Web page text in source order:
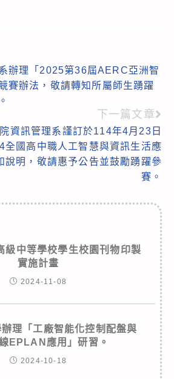
辦理「2025第36屆AERC亞洲智
賽辦法，敬請轉知所屬師生踴躍
下一篇文章
資訊管理系謹訂於114年4月23日
全國高中職人工智慧與資訊生活應
說明，敬請惠予公告並鼓勵踴躍參
賽。
級中等學校學生校園刊物印製
實施計畫
2024-11-08
理「工廠智能化控制配盤與
EPLAN應用」研習。
2024-10-18